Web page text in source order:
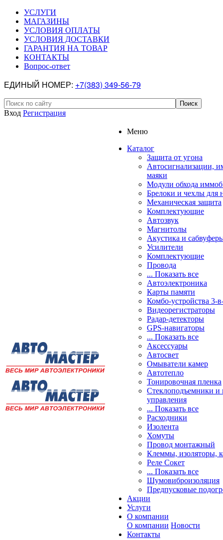
УСЛУГИ
МАГАЗИНЫ
УСЛОВИЯ ОПЛАТЫ
УСЛОВИЯ ДОСТАВКИ
ГАРАНТИЯ НА ТОВАР
КОНТАКТЫ
Вопрос-ответ
ЕДИНЫЙ НОМЕР: +7(383) 349-56-79
Вход Регистрация
Меню
Каталог
Защита от угона
Автосигнализации,
маяки
Модули обхода
Брелоки и чехлы для
Механическая защита
Комплектующие
Автозвук
Магнитолы
Акустика и
Усилители
Комплектующие
Провода
... Показать все
Автоэлектроника
Карты памяти
Комбо-устройства 3-
Видеорегистраторы
Радар-детекторы
GPS-навигаторы
... Показать все
Аксессуары
Автосвет
Омыватели камер
Автотепло
Тонировочная пленка
Стеклоподъемники и
управления
... Показать все
Расходники
Изолента
Хомуты
Провод монтажный
Клеммы, изоляторы,
Реле Сокет
... Показать все
Шумовиброизоляция
Предпусковые
Акции
Услуги
О компании
О компании Новости
Контакты